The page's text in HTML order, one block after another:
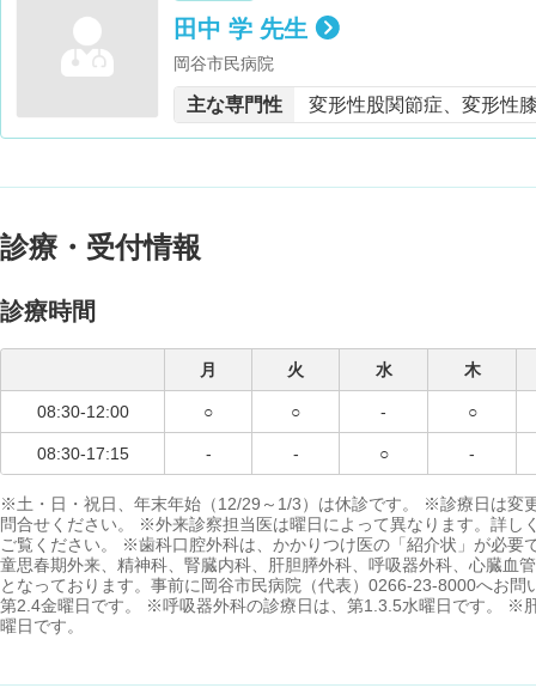
田中 学 先生
岡谷市民病院
主な専門性 変形性股関節症、変形性
診療・受付情報
診療時間
月 火 水 木
08:30-12:00 ○ ○ - ○
08:30-17:15 - - ○ -
※土・日・祝日、年末年始（12/29～1/3）は休診です。 ※診療日は変
問合せください。 ※外来診察担当医は曜日によって異なります。詳し
ご覧ください。 ※歯科口腔外科は、かかりつけ医の「紹介状」が必
童思春期外来、精神科、腎臓内科、肝胆膵外科、呼吸器外科、心臓血
となっております。事前に岡谷市民病院（代表）0266-23-8000へお
第2.4金曜日です。 ※呼吸器外科の診療日は、第1.3.5水曜日です。 ※
曜日です。